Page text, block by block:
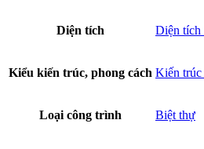
Diện tích Diện tích
Kiểu kiến trúc, phong cách Kiến trúc
Loại công trình Biệt thự